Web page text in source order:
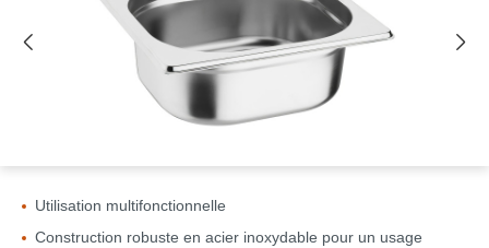
Utilisation multifonctionnelle
Construction robuste en acier inoxydable pour un usage